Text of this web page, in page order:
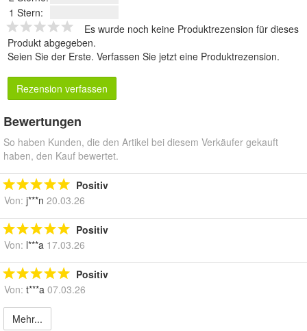
1 Stern:
Es wurde noch keine Produktrezension für dieses
Produkt abgegeben.
Seien Sie der Erste. Verfassen Sie jetzt eine Produktrezension.
Rezension verfassen
Bewertungen
So haben Kunden, die den Artikel bei diesem Verkäufer gekauft
haben, den Kauf bewertet.
Positiv
Von: j***n 20.03.26
Positiv
Von: l***a 17.03.26
Positiv
Von: t***a 07.03.26
Mehr...